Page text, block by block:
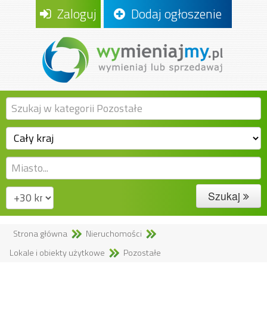
Zaloguj Dodaj ogłoszenie
Szukaj
Strona główna
Nieruchomości
Lokale i obiekty użytkowe
Pozostałe